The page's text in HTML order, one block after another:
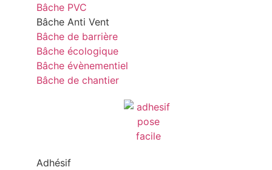
Bâche PVC
Bâche Anti Vent
Bâche de barrière
Bâche écologique
Bâche évènementiel
Bâche de chantier
Adhésif